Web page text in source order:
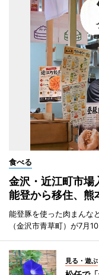
食べる
金沢・近江町市
能登から移住、熊
能登豚を使った肉まんな
（金沢市青草町）が7月
見る・遊ぶ